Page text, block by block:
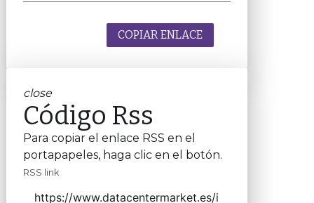
COPIAR ENLACE
close
Código Rss
Para copiar el enlace RSS en el
portapapeles, haga clic en el botón.
RSS link